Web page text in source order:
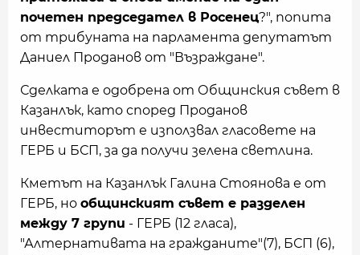
почетен председател в Росенец?", попита
от трибуната на парламента депутатът
Даниел Проданов от "Възраждане".
Сделката е одобрена от Общинския съвет в
Казанлък, като според Проданов
инвеститорът е използвал гласовете на
ГЕРБ и БСП, за да получи зелена светлина.
Кметът на Казанлък Галина Стоянова е от
ГЕРБ, но общинският съвет е разделен
между 7 групи - ГЕРБ (12 гласа),
"Алтернативата на гражданите"(7), БСП (6),